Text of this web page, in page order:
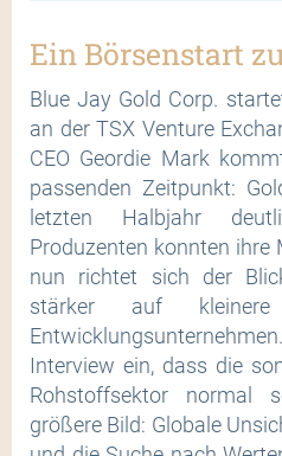
Ein Börsenstart
Blue Jay Gold Corp.
an der TSX Venture
CEO Geordie Mark
passenden Zeitpunkt:
letzten Halbjahr
Produzenten konnten ihre
nun richtet sich der
stärker auf kleinere
Interview ein, dass die
Rohstoffsektor normal
größere Bild: Globale